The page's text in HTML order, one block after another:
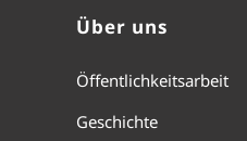
Über uns
Öffentlichkeitsarbeit
Geschichte